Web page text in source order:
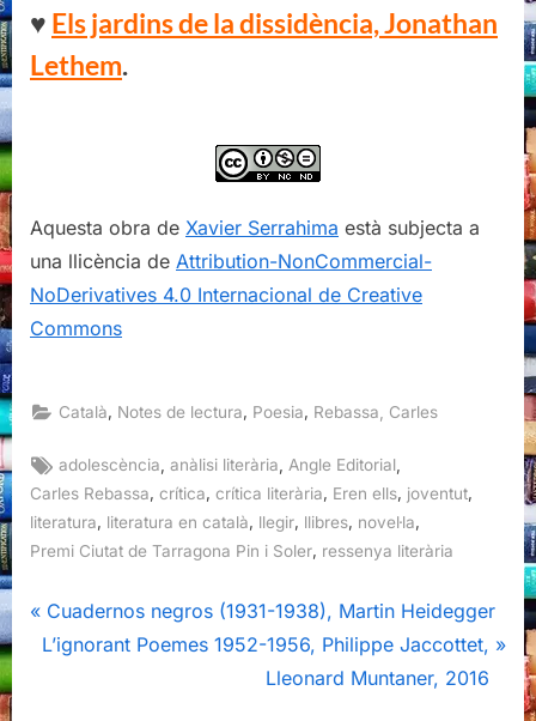
♥ Els jardins de la dissidència, Jonathan
Lethem.
Aquesta obra de Xavier Serrahima està subjecta a
una llicència de Attribution-NonCommercial-
NoDerivatives 4.0 Internacional de Creative
Commons
Català, Notes de lectura, Poesia, Rebassa, Carles
Tags:
adolescència ,anàlisi literària Angle Editorial
Carles Rebassa, crítica, crítica literària, Eren ells, joventut,
literatura
literatura en català llegir llibres novel·la
Premi Ciutat de Tarragona Pin i Soler ressenya literària
Navegació
d'entrades
P
r
Cuadernos negros (1931-1938), Martin Heidegger
N
L’ignorant Poemes 1952-1956, Philippe Jaccottet,
Lleonard Muntaner, 2016